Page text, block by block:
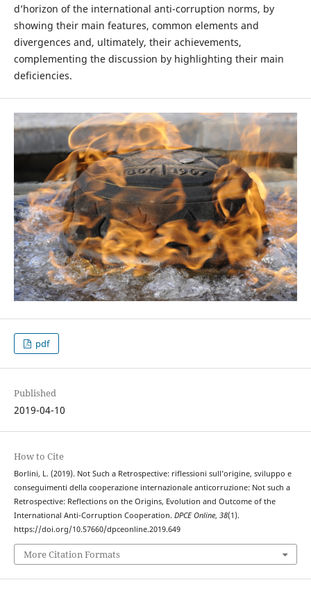
d’horizon of the international anti-corruption norms, by
showing their main features, common elements and
divergences and, ultimately, their achievements,
complementing the discussion by highlighting their main
deficiencies.
pdf
Published
2019-04-10
How to Cite
Borlini, L. (2019). Not Such a Retrospective: riflessioni sull’origine, sviluppo e
conseguimenti della cooperazione internazionale anticorruzione: Not such a
Retrospective: Reflections on the Origins, Evolution and Outcome of the
International Anti-Corruption Cooperation. DPCE Online, 38(1).
https://doi.org/10.57660/dpceonline.2019.649
More Citation Formats